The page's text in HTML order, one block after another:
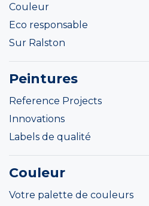
Couleur
Eco responsable
Sur Ralston
Peintures
Reference Projects
Innovations
Labels de qualité
Couleur
Votre palette de couleurs